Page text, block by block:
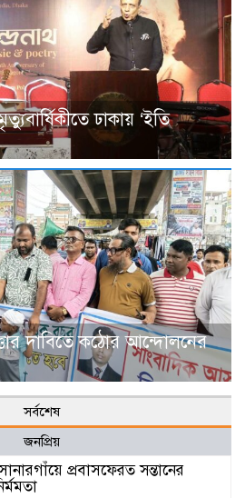
ঢাকায় ‘ইতি
দাবিতে কঠোর আন্দোলনের
সর্বশেষ
জনপ্রিয়
প্রবাসফেরত সন্তানের